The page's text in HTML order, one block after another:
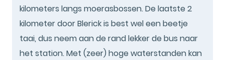
kilometers langs moerasbossen. De laatste 2
kilometer door Blerick is best wel een beetje
taai, dus neem aan de rand lekker de bus naar
het station. Met (zeer) hoge waterstanden kan